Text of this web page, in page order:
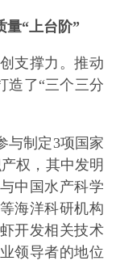
量“上台阶”
支撑力。推动
造了“三个三分
与制定3项国家
权，其中发明
中国水产科学
海洋科研机构
开发相关技术
领导者的地位